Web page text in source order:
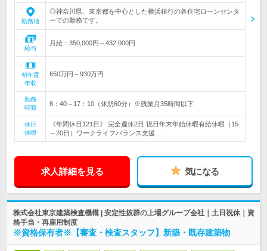
勤務地
◎神奈川県、東京都を中心とした横浜銀行の各住宅ローンセンタ
ーでの勤務です。
給与
月給：350,000円～432,000円
初年度
年収
650万円～930万円
勤務
時間
8：40～17：10（休憩60分）※残業月35時間以下
休日
休暇
《年間休日121日》 完全週休2日 祝日年末年始休暇有給休暇（15
～20日）ワークライフバランス支援…
求人詳細を見る 気になる
株式会社東京建築検査機構 | 安定性抜群の上場グループ会社｜土日祝休｜資
格手当・再雇用制度
※資格保有者※【審査・検査スタッフ】新築・既存建築物